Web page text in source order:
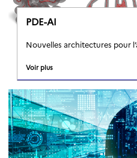
PDE-AI
Nouvelles architectures pour
Voir plus